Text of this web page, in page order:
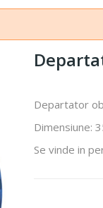
Departator
Dimensiune:
Se vinde in